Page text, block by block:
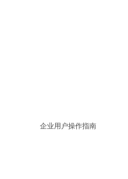
企业用户操作指南